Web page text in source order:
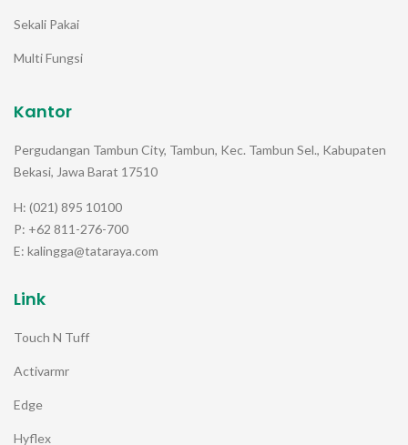
Sekali Pakai
Multi Fungsi
Kantor
Pergudangan Tambun City, Tambun, Kec. Tambun Sel., Kabupaten
Bekasi, Jawa Barat 17510
H: (021) 895 10100
P: +62 811-276-700
E: kalingga@tataraya.com
Link
Touch N Tuff
Activarmr
Edge
Hyflex